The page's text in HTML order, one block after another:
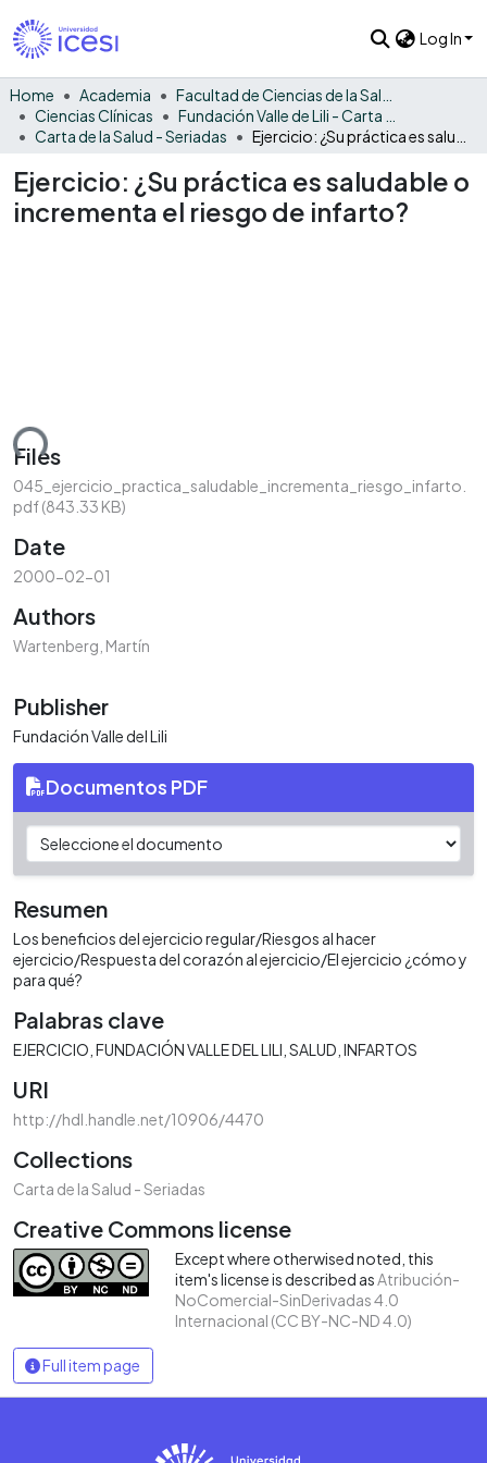
Log In
Home Academia
Ciencias Clínicas
Carta de la Salud - Seriadas
Ejercicio: ¿Su práctica es saludable o
incrementa el riesgo de infarto?
Files
045_ejercicio_practica_saludable_incrementa_riesgo_infarto.
pdf(843.33 KB)
Date
2000-02-01
Authors
Wartenberg, Martín
Publisher
Fundación Valle del Lili
Documentos PDF
Resumen
Los beneficios del ejercicio regular/Riesgos al hacer
ejercicio/Respuesta del corazón al ejercicio/El ejercicio ¿cómo y
para qué?
Palabras clave
EJERCICIO FUNDACIÓN VALLE DEL LILI SALUD INFARTOS
URI
http://hdl.handle.net/10906/4470
Collections
Carta de la Salud - Seriadas
Creative Commons license
Except where otherwised noted, this
item's license is described asAtribución-
NoComercial-SinDerivadas 4.0
Internacional (CC BY-NC-ND 4.0)
Full item page